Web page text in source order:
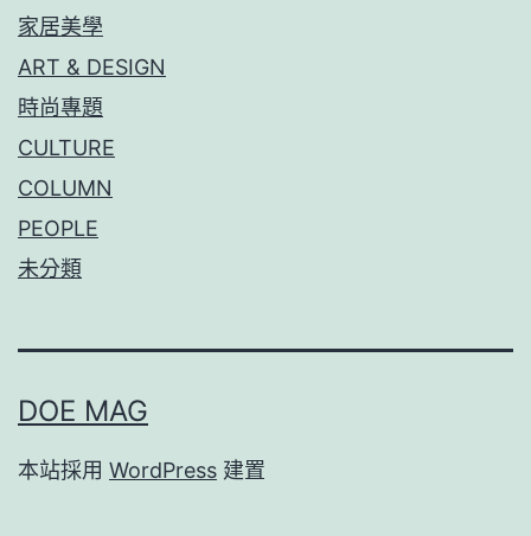
家居美學
ART & DESIGN
時尚專題
CULTURE
COLUMN
PEOPLE
未分類
DOE MAG
本站採用 WordPress 建置